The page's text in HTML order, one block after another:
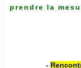
prendre la
-